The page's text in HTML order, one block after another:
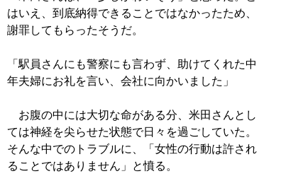
はいえ、到底納得できることではなかったため、
謝罪してもらったそうだ。
「駅員さんにも警察にも言わず、助けてくれた中
年夫婦にお礼を言い、会社に向かいました」
お腹の中には大切な命がある分、米田さんとし
ては神経を尖らせた状態で日々を過ごしていた。
そんな中でのトラブルに、「女性の行動は許され
ることではありません」と憤る。